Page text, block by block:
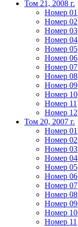
Том 21, 2008 г.
Номер 01
Номер 02
Номер 03
Номер 04
Номер 05
Номер 06
Номер 07
Номер 08
Номер 09
Номер 10
Номер 11
Номер 12
Том 20, 2007 г.
Номер 01
Номер 02
Номер 03
Номер 04
Номер 05
Номер 06
Номер 07
Номер 08
Номер 09
Номер 10
Номер 11